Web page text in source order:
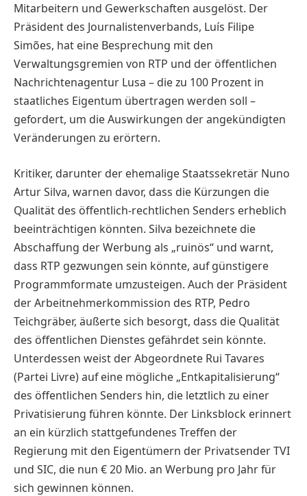
Mitarbeitern und Gewerkschaften ausgelöst. Der
Präsident des Journalistenverbands, Luís Filipe
Simões, hat eine Besprechung mit den
Verwaltungsgremien von RTP und der öffentlichen
Nach­richtenagentur Lusa – die zu 100 Prozent in
staatliches Eigentum übertragen werden soll –
gefordert, um die Auswirkungen der angekündigten
Veränderungen zu erörtern.
Kritiker, darunter der ehemalige Staatssekretär Nuno
Artur Silva, warnen davor, dass die Kürzungen die
Qualität des öffentlich-rechtlichen Senders erheblich
beeinträchtigen könnten. ­Silva bezeichnete die
Abschaffung der Werbung als „ruinös“ und warnt,
dass RTP gezwungen sein könnte, auf günstigere
Programmformate umzusteigen. Auch der Präsident
der Arbeitnehmerkommission des RTP, Pedro
Teichgräber, äußerte sich besorgt, dass die Qualität
des öffent­lichen Dienstes gefährdet sein könnte.
Unterdessen weist der Abgeordnete Rui Tavares
(Partei Livre) auf eine mögliche „Entkapitalisierung“
des öffentlichen Senders hin, die letztlich zu einer
Privatisierung führen könnte. Der Linksblock erinnert
an ein kürzlich stattgefundenes Treffen der
Regierung mit den Eigentümern der Privatsender TVI
und SIC, die nun € 20 Mio. an Werbung pro Jahr für
sich gewinnen können.